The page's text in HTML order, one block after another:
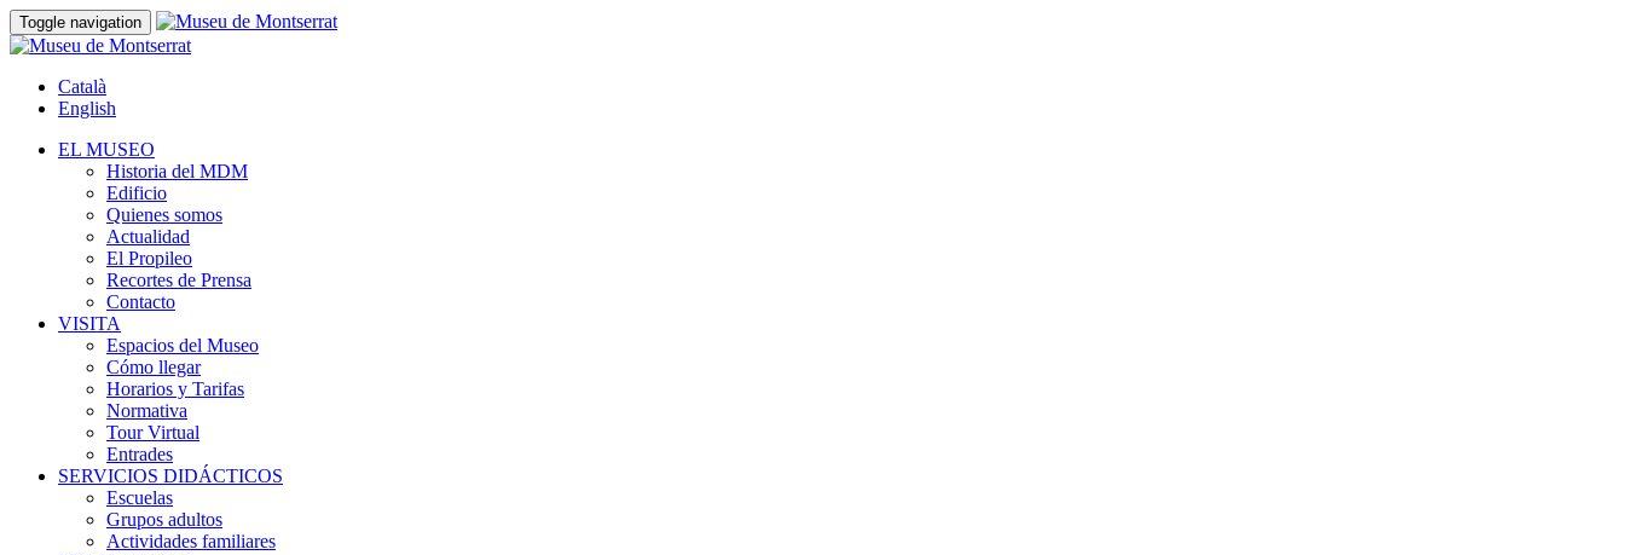
Toggle navigation
Català
English
EL MUSEO
Historia del MDM
Edificio
Quienes somos
Actualidad
El Propileo
Recortes de Prensa
Contacto
VISITA
Espacios del Museo
Cómo llegar
Horarios y Tarifas
Normativa
Tour Virtual
Entrades
SERVICIOS DIDÁCTICOS
Escuelas
Grupos adultos
Actividades familiares